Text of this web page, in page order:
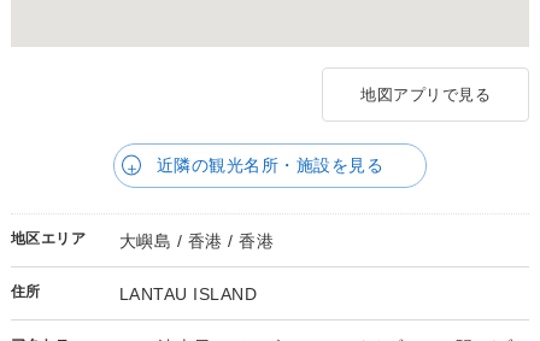
地図アプリで見る
近隣の観光名所・施設を見る
地区エリア 大嶼島 / 香港 / 香港
住所 LANTAU ISLAND